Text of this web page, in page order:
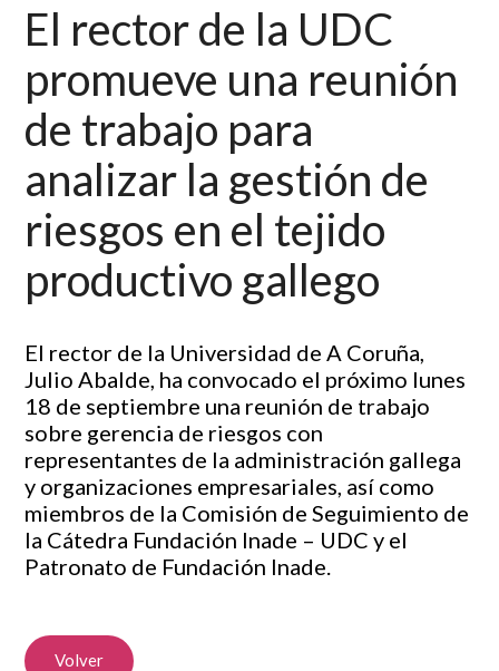
El rector de la UDC
promueve una reunión
de trabajo para
analizar la gestión de
riesgos en el tejido
productivo gallego
El rector de la Universidad de A Coruña,
Julio Abalde, ha convocado el próximo lunes
18 de septiembre una reunión de trabajo
sobre gerencia de riesgos con
representantes de la administración gallega
y organizaciones empresariales, así como
miembros de la Comisión de Seguimiento de
la Cátedra Fundación Inade – UDC y el
Patronato de Fundación Inade.
Volver